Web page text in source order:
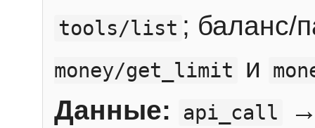
tools/list ; баланс/
money/get_limit и
Данные: api_call